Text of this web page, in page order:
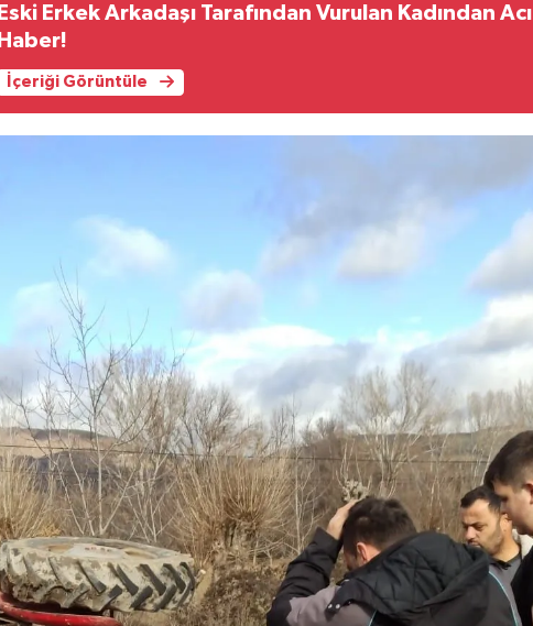
Eski Erkek Arkadaşı Tarafından Vurulan Kadından Acı
Haber!
İçeriği Görüntüle